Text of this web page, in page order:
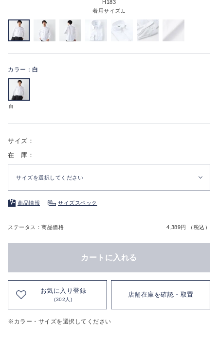
H183
着用サイズ:L
カラー： 白
白
サイズ：
在 庫：
サイズを選択してください
商品情報 サイズスペック
ステータス：商品価格 4,389円 （税込）
カートに入れる
お気に入り登録
(302人)
店舗在庫を確認・取置
※カラー・サイズを選択してください